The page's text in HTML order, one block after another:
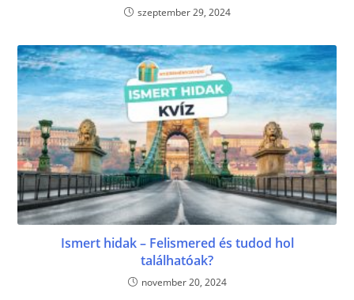
szeptember 29, 2024
Ismert hidak – Felismered és tudod hol
találhatóak?
november 20, 2024